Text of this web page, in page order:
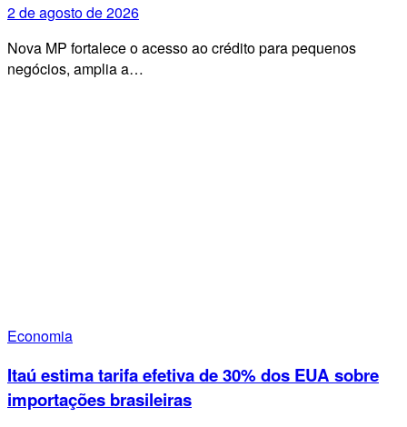
2 de agosto de 2026
Nova MP fortalece o acesso ao crédito para pequenos
negócios, amplia a…
Economia
Itaú estima tarifa efetiva de 30% dos EUA sobre
importações brasileiras